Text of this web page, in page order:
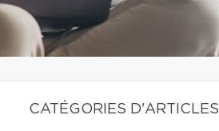
CATÉGORIES D'ARTICLES